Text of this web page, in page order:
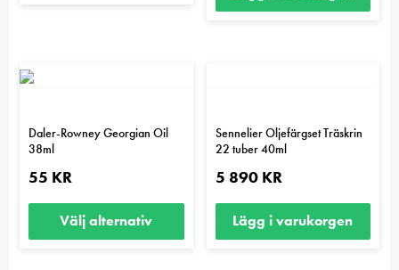
Daler-Rowney Georgian Oil
38ml
55 KR
Välj alternativ
Sennelier Oljefärgset Träskrin
22 tuber 40ml
5 890 KR
Lägg i varukorgen